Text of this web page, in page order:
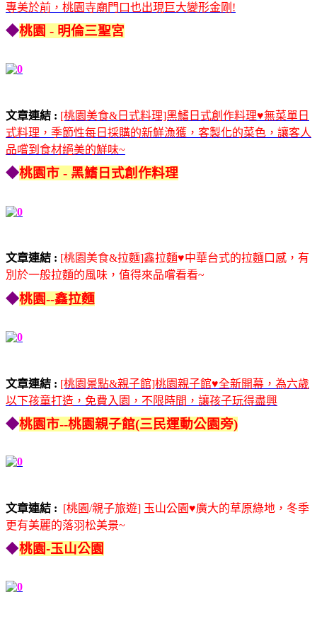
專美於前，桃園寺廟門口也出現巨大變形金剛!
◆桃園 - 明倫三聖宮
文章連結 : [桃園美食&日式料理]黑鰭日式創作料理♥無菜單日
式料理，季節性每日採購的新鮮漁獲，客製化的菜色，讓客人
品嚐到食材絕美的鮮味~
◆桃園市 - 黑鰭日式創作料理
文章連結 : [桃園美食&拉麵]鑫拉麵♥中華台式的拉麵口感，有
別於一般拉麵的風味，值得來品嚐看看~
◆桃園--鑫拉麵
文章連結 : [桃園景點&親子館]桃園親子館♥全新開幕，為六歲
以下孩童打造，免費入園，不限時間，讓孩子玩得盡興
◆桃園市--桃園親子館(三民運動公園旁)
文章連結 : [桃園/親子旅遊] 玉山公園♥廣大的草原綠地，冬季
更有美麗的落羽松美景~
◆桃園-玉山公園